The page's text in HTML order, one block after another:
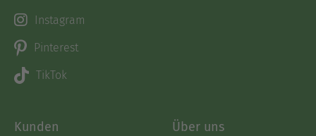
Instagram
Pinterest
TikTok
Kunden Über uns